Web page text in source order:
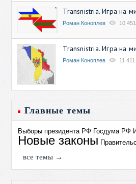
Transnistria. Игра на
Роман Коноплев 10 451
Transnistria. Игра на
Роман Коноплев 11 411
Главные темы
Выборы президента РФ Госдума РФ
Новые законы
все темы →